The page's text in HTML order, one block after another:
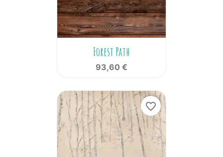
Forest Path
93,60 €
favorite_border